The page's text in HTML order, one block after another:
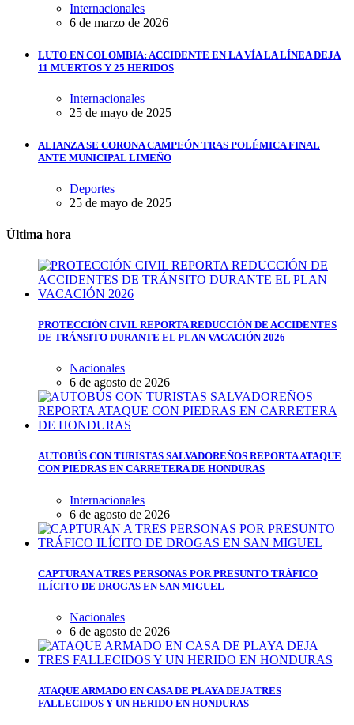
Internacionales
6 de marzo de 2026
LUTO EN COLOMBIA: ACCIDENTE EN LA VÍA LA LÍNEA DEJA
11 MUERTOS Y 25 HERIDOS
Internacionales
25 de mayo de 2025
ALIANZA SE CORONA CAMPEÓN TRAS POLÉMICA FINAL
ANTE MUNICIPAL LIMEÑO
Deportes
25 de mayo de 2025
Última hora
PROTECCIÓN CIVIL REPORTA REDUCCIÓN DE ACCIDENTES
DE TRÁNSITO DURANTE EL PLAN VACACIÓN 2026
Nacionales
6 de agosto de 2026
AUTOBÚS CON TURISTAS SALVADOREÑOS REPORTA ATAQUE
CON PIEDRAS EN CARRETERA DE HONDURAS
Internacionales
6 de agosto de 2026
CAPTURAN A TRES PERSONAS POR PRESUNTO TRÁFICO
ILÍCITO DE DROGAS EN SAN MIGUEL
Nacionales
6 de agosto de 2026
ATAQUE ARMADO EN CASA DE PLAYA DEJA TRES
FALLECIDOS Y UN HERIDO EN HONDURAS